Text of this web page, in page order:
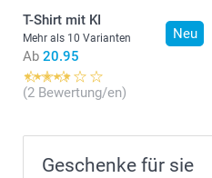
Neu
T-Shirt mit KI
Mehr als 10 Varianten
Ab 20.95
(2 Bewertung/en)
Geschenke für sie